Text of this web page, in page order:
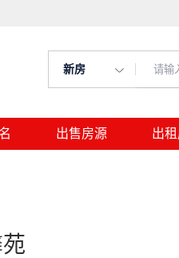
新房
出售房源 出